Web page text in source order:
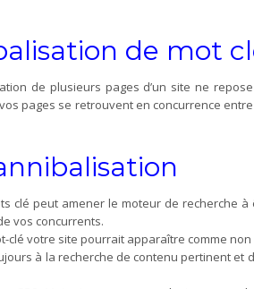
de mot
de plusieurs pages d’un site ne
pages se retrouvent en concurrence
clé peut amener le moteur de recherche
vos concurrents.
clé votre site pourrait apparaître comme
à la recherche de contenu pertinent